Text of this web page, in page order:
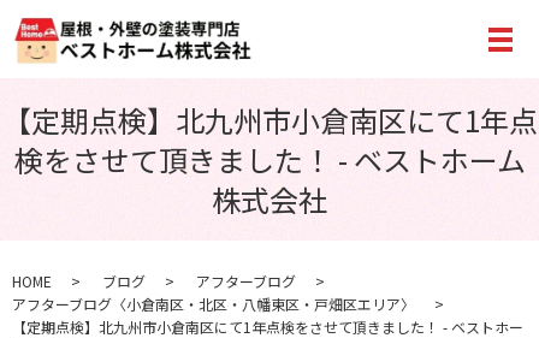
メ
【定期点検】北九州市小倉南区にて1年点
検をさせて頂きました！ - ベストホーム
株式会社
HOME ブログ
アフターブログ
アフターブログ〈小倉南区・北区・八幡東区・戸畑区エリア〉
【定期点検】北九州市小倉南区にて1年点検をさせて頂きました！ - ベストホー